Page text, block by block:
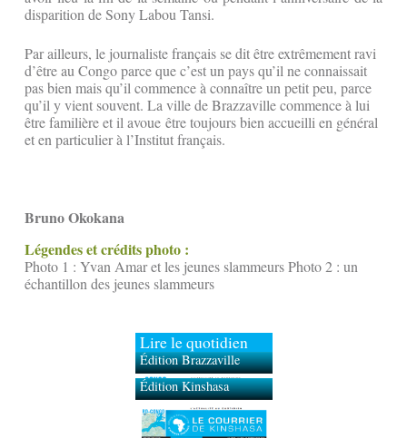
disparition de Sony Labou Tansi.
Par ailleurs, le journaliste français se dit être extrêmement ravi
d’être au Congo parce que c’est un pays qu’il ne connaissait
pas bien mais qu’il commence à connaître un petit peu, parce
qu’il y vient souvent. La ville de Brazzaville commence à lui
être familière et il avoue être toujours bien accueilli en général
et en particulier à l’Institut français.
Bruno Okokana
Légendes et crédits photo :
Photo 1 : Yvan Amar et les jeunes slammeurs Photo 2 : un
échantillon des jeunes slammeurs
Lire le quotidien
Édition Brazzaville
Édition Kinshasa